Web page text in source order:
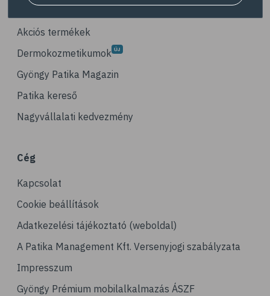
# illóolaj
# szaloncukor
# recept
# gasztronómia
# megfázás
# influenza
# orrfolyás
# C-vitamin
# immunrendszer
Navigáció
Akciós termékek
Dermokozmetikumok
Gyöngy Patika Magazin
Patika kereső
Nagyvállalati kedvezmény
Cég
Kapcsolat
Cookie beállítások
Adatkezelési tájékoztató (weboldal)
A Patika Management Kft. Versenyjogi szabályzata
Impresszum
Gyöngy Prémium mobilalkalmazás ÁSZF